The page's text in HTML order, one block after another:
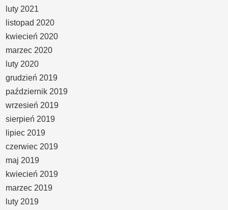
luty 2021
listopad 2020
kwiecień 2020
marzec 2020
luty 2020
grudzień 2019
październik 2019
wrzesień 2019
sierpień 2019
lipiec 2019
czerwiec 2019
maj 2019
kwiecień 2019
marzec 2019
luty 2019